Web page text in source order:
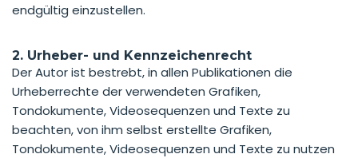
endgültig einzustellen.
2. Urheber- und Kennzeichenrecht
Der Autor ist bestrebt, in allen Publikationen die
Urheberrechte der verwendeten Grafiken,
Tondokumente, Videosequenzen und Texte zu
beachten, von ihm selbst erstellte Grafiken,
Tondokumente, Videosequenzen und Texte zu nutzen